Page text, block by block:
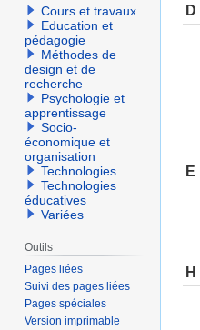
D
E
H
Cours et travaux
Education et
pédagogie
Méthodes de
design et de
recherche
Psychologie et
apprentissage
Socio-
économique et
organisation
Technologies
Technologies
éducatives
Variées
Outils
Pages liées
Suivi des pages liées
Pages spéciales
Version imprimable